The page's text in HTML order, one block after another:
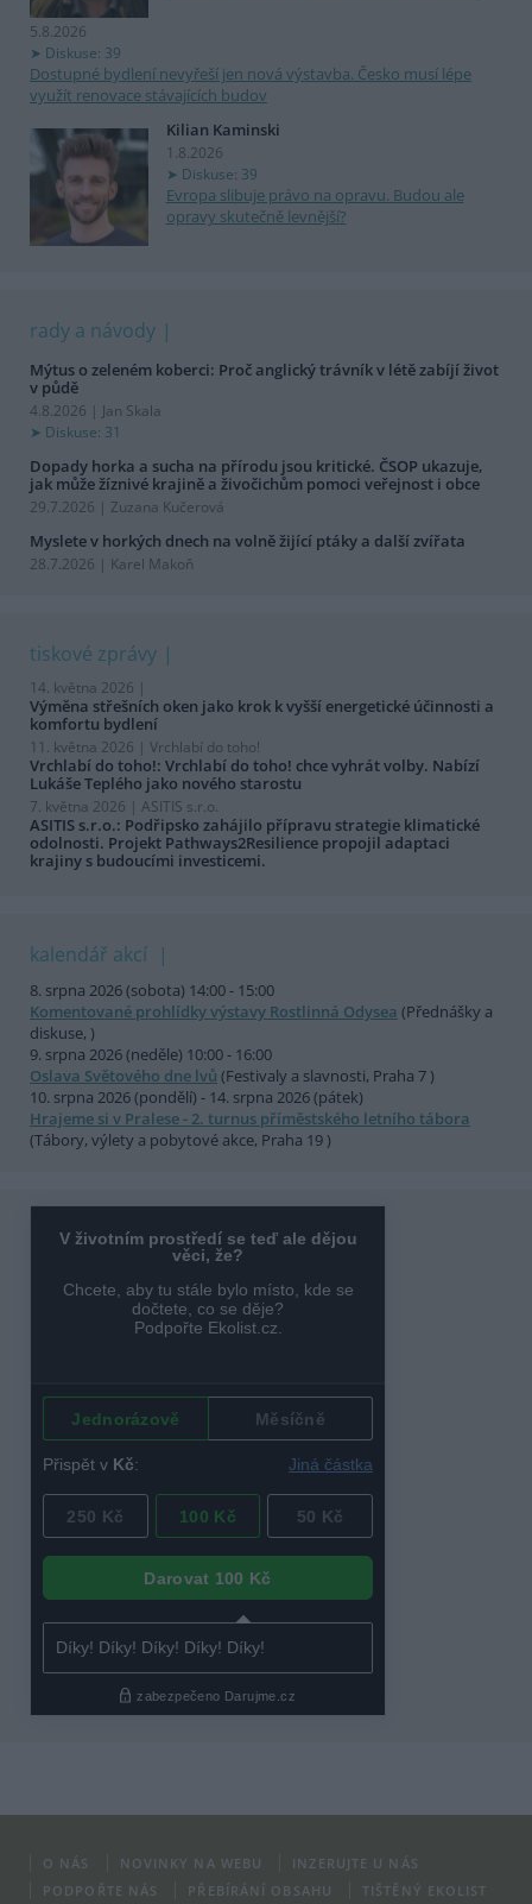
5.8.2026
Diskuse: 39
Dostupné bydlení nevyřeší jen nová výstavba. Česko musí lépe
využít renovace stávajících budov
Kilian Kaminski
1.8.2026
Diskuse: 39
Evropa slibuje právo na opravu. Budou ale
opravy skutečně levnější?
rady a návody
Mýtus o zeleném koberci: Proč anglický trávník v létě zabíjí život
v půdě
4.8.2026 | Jan Skala
Diskuse: 31
Dopady horka a sucha na přírodu jsou kritické. ČSOP ukazuje,
jak může žíznivé krajině a živočichům pomoci veřejnost i obce
29.7.2026 | Zuzana Kučerová
Myslete v horkých dnech na volně žijící ptáky a další zvířata
28.7.2026 | Karel Makoň
tiskové zprávy
14. května 2026 |
Výměna střešních oken jako krok k vyšší energetické účinnosti a
komfortu bydlení
11. května 2026 | Vrchlabí do toho!
Vrchlabí do toho!: Vrchlabí do toho! chce vyhrát volby. Nabízí
Lukáše Teplého jako nového starostu
7. května 2026 | ASITIS s.r.o.
ASITIS s.r.o.: Podřipsko zahájilo přípravu strategie klimatické
odolnosti. Projekt Pathways2Resilience propojil adaptaci
krajiny s budoucími investicemi.
kalendář akcí
8. srpna 2026 (sobota) 14:00 - 15:00
Komentované prohlídky výstavy Rostlinná Odysea (Přednášky a
diskuse, )
9. srpna 2026 (neděle) 10:00 - 16:00
Oslava Světového dne lvů (Festivaly a slavnosti, Praha 7 )
10. srpna 2026 (pondělí) - 14. srpna 2026 (pátek)
Hrajeme si v Pralese - 2. turnus příměstského letního tábora
(Tábory, výlety a pobytové akce, Praha 19 )
O NÁS NOVINKY NA WEBU
INZERUJTE U NÁS
PODPOŘTE NÁS
PŘEBÍRÁNÍ OBSAHU TIŠTĚNÝ EKOLIST